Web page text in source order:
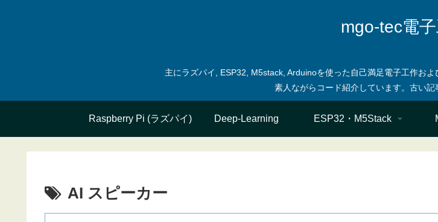
mgo-tec電
主にラズパイ, ESP32, M5stack, Arduinoを使った自己満足電子工作お
Raspberry Pi (ラズパイ) Deep-Learning ESP32・M5Stack
AI スピーカー